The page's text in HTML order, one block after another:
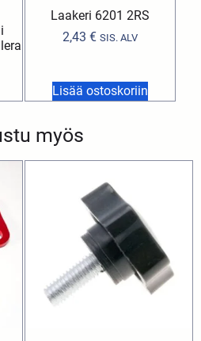
Laakeri 6201 2RS
2,43 € SIS. ALV
Lisää ostoskoriin
myös